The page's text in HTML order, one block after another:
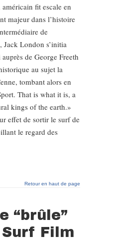
fit escale en
majeur dans l’histoire
de
Jack London s’initia
de George Freeth
au sujet la
tombant alors en
That is what it is, a
kings of the earth.»
effet de sortir le surf de
le regard des
Retour en haut de page
“brûle”
Film